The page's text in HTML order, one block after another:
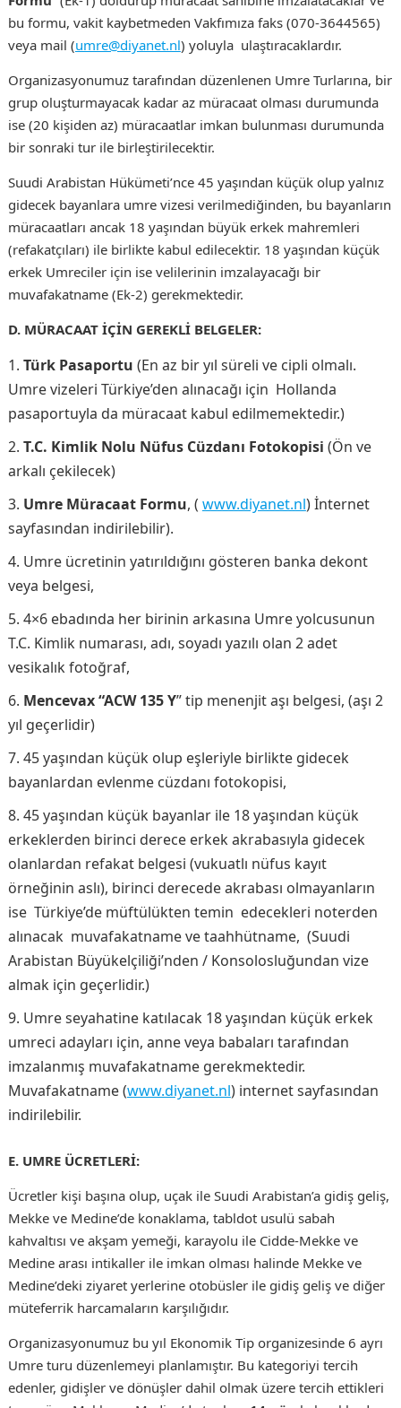
bu formu, vakit kaybetmeden Vakfımıza faks (070-3644565)
veya mail (umre@diyanet.nl) yoluyla ulaştıracaklardır.
Organizasyonumuz tarafından düzenlenen Umre Turlarına, bir
grup oluşturmayacak kadar az müracaat olması durumunda
ise (20 kişiden az) müracaatlar imkan bulunması durumunda
bir sonraki tur ile birleştirilecektir.
Suudi Arabistan Hükümeti’nce 45 yaşından küçük olup yalnız
gidecek bayanlara umre vizesi verilmediğinden, bu bayanların
müracaatları ancak 18 yaşından büyük erkek mahremleri
(refakatçıları) ile birlikte kabul edilecektir. 18 yaşından küçük
erkek Umreciler için ise velilerinin imzalayacağı bir
muvafakatname (Ek-2) gerekmektedir.
D. MÜRACAAT İÇİN GEREKLİ BELGELER:
Türk Pasaportu (En az bir yıl süreli ve cipli olmalı.
Umre vizeleri Türkiye’den alınacağı için Hollanda
pasaportuyla da müracaat kabul edilmemektedir.)
T.C. Kimlik Nolu Nüfus Cüzdanı Fotokopisi (Ön ve
arkalı çekilecek)
Umre Müracaat Formu, ( www.diyanet.nl) İnternet
sayfasından indirilebilir).
Umre ücretinin yatırıldığını gösteren banka dekont
veya belgesi,
4×6 ebadında her birinin arkasına Umre yolcusunun
T.C. Kimlik numarası, adı, soyadı yazılı olan 2 adet
vesikalık fotoğraf,
Mencevax “ACW 135 Y” tip menenjit aşı belgesi, (aşı 2
yıl geçerlidir)
45 yaşından küçük olup eşleriyle birlikte gidecek
bayanlardan evlenme cüzdanı fotokopisi,
45 yaşından küçük bayanlar ile 18 yaşından küçük
erkeklerden birinci derece erkek akrabasıyla gidecek
olanlardan refakat belgesi (vukuatlı nüfus kayıt
örneğinin aslı), birinci derecede akrabası olmayanların
ise Türkiye’de müftülükten temin edecekleri noterden
alınacak muvafakatname ve taahhütname, (Suudi
Arabistan Büyükelçiliği’nden / Konsolosluğundan vize
almak için geçerlidir.)
Umre seyahatine katılacak 18 yaşından küçük erkek
umreci adayları için, anne veya babaları tarafından
imzalanmış muvafakatname gerekmektedir.
Muvafakatname (www.diyanet.nl) internet sayfasından
indirilebilir.
E. UMRE ÜCRETLERİ:
Ücretler kişi başına olup, uçak ile Suudi Arabistan’a gidiş geliş,
Mekke ve Medine’de konaklama, tabldot usulü sabah
kahvaltısı ve akşam yemeği, karayolu ile Cidde-Mekke ve
Medine arası intikaller ile imkan olması halinde Mekke ve
Medine’deki ziyaret yerlerine otobüsler ile gidiş geliş ve diğer
müteferrik harcamaların karşılığıdır.
Organizasyonumuz bu yıl Ekonomik Tip organizesinde 6 ayrı
Umre turu düzenlemeyi planlamıştır. Bu kategoriyi tercih
edenler, gidişler ve dönüşler dahil olmak üzere tercih ettikleri